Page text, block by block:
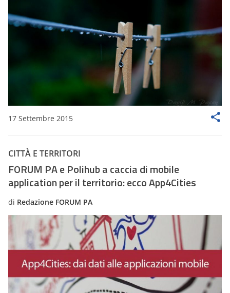
17 Settembre 2015
CITTÀ E TERRITORI
FORUM PA e Polihub a caccia di mobile
application per il territorio: ecco App4Cities
di Redazione FORUM PA